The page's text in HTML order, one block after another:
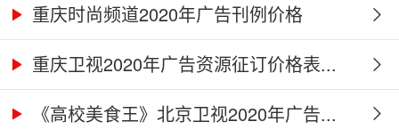
重庆时尚频道2020年广告刊例价格
重庆卫视2020年广告资源征订价格表...
《高校美食王》北京卫视2020年广告...